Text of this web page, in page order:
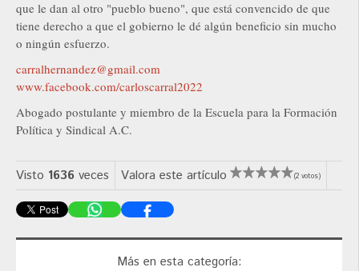
que le dan al otro "pueblo bueno", que está convencido de que
tiene derecho a que el gobierno le dé algún beneficio sin mucho
o ningún esfuerzo.
carralhernandez@gmail.com
www.facebook.com/carloscarral2022
Abogado postulante y miembro de la Escuela para la Formación
Política y Sindical A.C.
Visto 1636 veces Valora este artículo (2 votos)
Más en esta categoría: